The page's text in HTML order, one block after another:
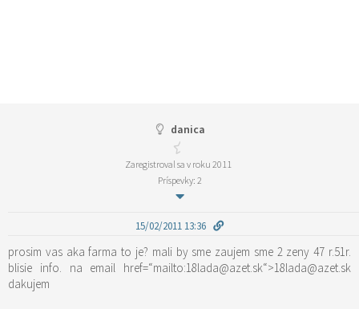
danica
Zaregistroval sa v roku 2011
Príspevky: 2
15/02/2011 13:36
prosim vas aka farma to je? mali by sme zaujem sme 2 zeny 47 r.51r.
blisie info. na email href=“mailto:18lada@azet.sk“>18lada@azet.sk
dakujem